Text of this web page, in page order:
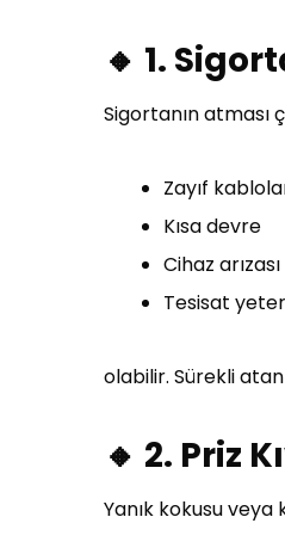
🔸 1.
Sigortanın atması
Zayıf
Kısa devre
Cihaz arızası
Tesisat
olabilir. Sürekli
🔸 2. Priz
Yanık kokusu veya